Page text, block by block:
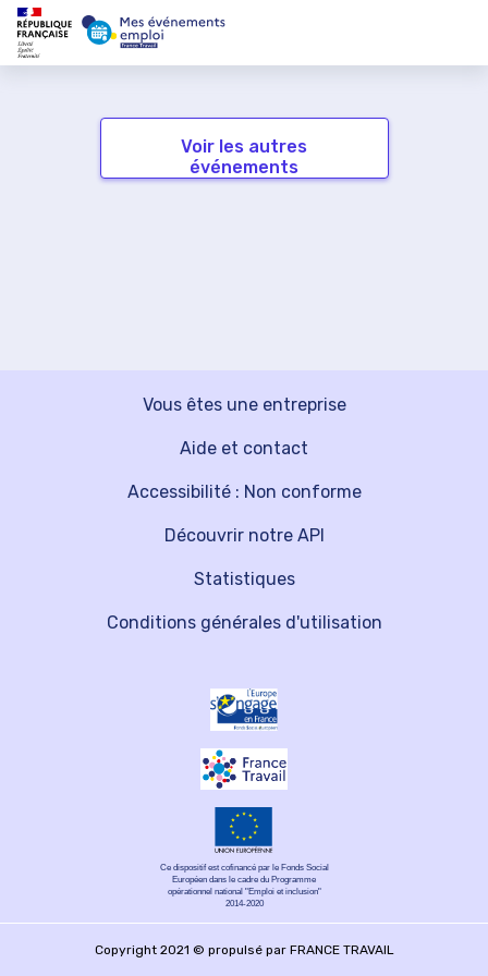
Voir les autres
événements
Vous êtes une entreprise
Découvrir notre API
Aide et contact
Statistiques
Accessibilité : Non conforme
Conditions générales d'utilisation
Ce dispositif est cofinancé par le Fonds Social
Européen dans le cadre du Programme
opérationnel national "Emploi et inclusion"
2014-2020
Copyright 2021 © propulsé par FRANCE TRAVAIL